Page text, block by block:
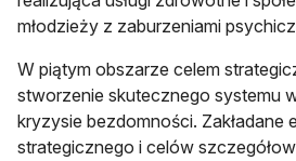
młodzieży z zaburzeniami
W piątym obszarze celem
stworzenie skutecznego systemu
kryzysie bezdomności. Zakładane
strategicznego i celów